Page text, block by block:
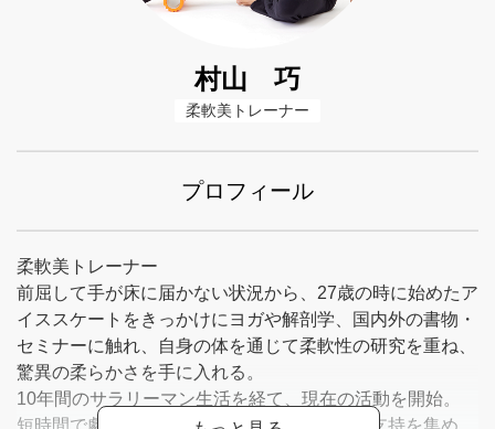
村山 巧
柔軟美トレーナー
プロフィール
柔軟美トレーナー
前屈して手が床に届かない状況から、27歳の時に始めたア
イススケートをきっかけにヨガや解剖学、国内外の書物・
セミナーに触れ、自身の体を通じて柔軟性の研究を重ね、
驚異の柔らかさを手に入れる。
10年間のサラリーマン生活を経て、現在の活動を開始。
短時間で劇的な変化を導き出すことで絶大な支持を集め、